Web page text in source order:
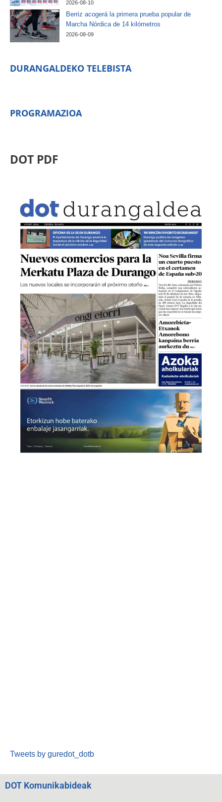
2026-08-10
Berriz acogerá la primera prueba popular de
Marcha Nórdica de 14 kilómetros
2026-08-09
DURANGALDEKO TELEBISTA
PROGRAMAZIOA
DOT PDF
Tweets by guredot_dotb
DOT Komunikabideak